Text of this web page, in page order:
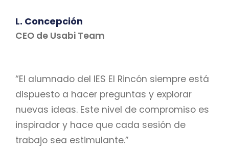
L. Concepción
CEO de Usabi Team
“El alumnado del IES El Rincón siempre está
dispuesto a hacer preguntas y explorar
nuevas ideas. Este nivel de compromiso es
inspirador y hace que cada sesión de
trabajo sea estimulante.”